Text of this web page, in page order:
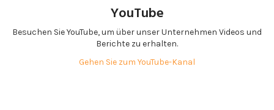
YouTube
Besuchen Sie YouTube, um über unser Unternehmen Videos und
Berichte zu erhalten.
Gehen Sie zum YouTube-Kanal